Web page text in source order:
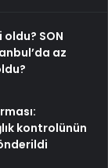
SON
az
kontrolünün